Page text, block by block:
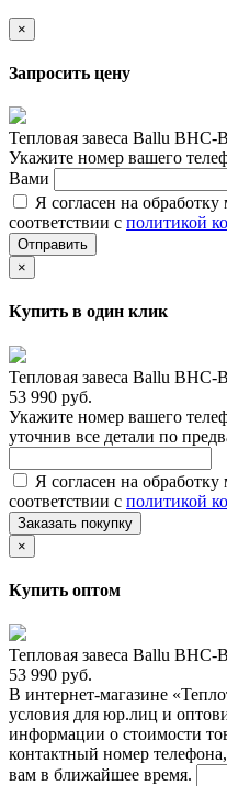
×
Запросить цену
Тепловая завеса Ballu BHC-
Укажите номер вашего
Вами
Я согласен на
соответствии с политикой
Отправить
×
Купить в один клик
Тепловая завеса Ballu BHC-
53 990 руб.
Укажите номер вашего
уточнив все детали по
Я согласен на
соответствии с политикой
Заказать покупку
×
Купить оптом
Тепловая завеса Ballu BHC-
53 990 руб.
В интернет-магазине
условия для юр.лиц и
информации о стоимости
контактный номер
вам в ближайшее время.